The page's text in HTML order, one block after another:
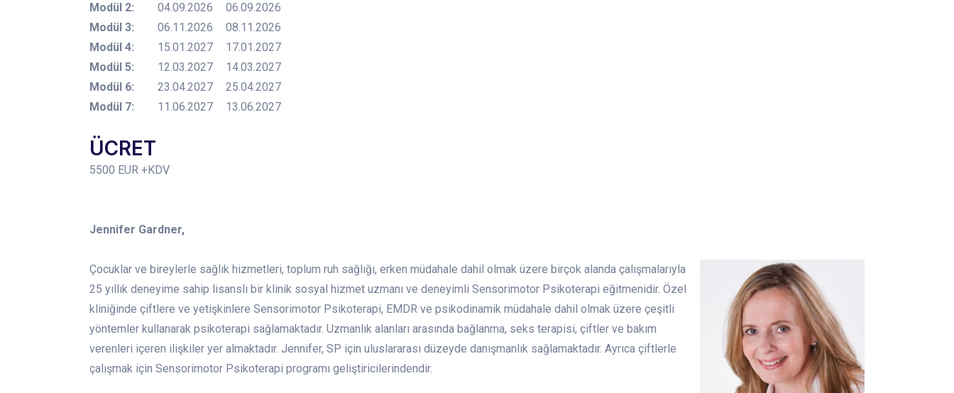
Modül 2:
04.09.2026
06.09.2026
Modül 3:
06.11.2026
08.11.2026
Modül 4:
15.01.2027
17.01.2027
Modül 5:
12.03.2027
14.03.2027
Modül 6:
23.04.2027
25.04.2027
Modül 7:
11.06.2027 13.06.2027
ÜCRET
5500 EUR +KDV
Jennifer Gardner,
Çocuklar ve bireylerle sağlık hizmetleri, toplum ruh sağlığı, erken müdahale dahil olmak üzere birçok alanda çalışmalarıyla
25 yıllık deneyime sahip lisanslı bir klinik sosyal hizmet uzmanı ve deneyimli Sensorimotor Psikoterapi eğitmenidir. Özel
kliniğinde çiftlere ve yetişkinlere Sensorimotor Psikoterapi, EMDR ve psikodinamik müdahale dahil olmak üzere çeşitli
yöntemler kullanarak psikoterapi sağlamaktadır. Uzmanlık alanları arasında bağlanma, seks terapisi, çiftler ve bakım
verenleri içeren ilişkiler yer almaktadır. Jennifer, SP için uluslararası düzeyde danışmanlık sağlamaktadır. Ayrıca çiftlerle
çalışmak için Sensorimotor Psikoterapi programı geliştiricilerindendir.